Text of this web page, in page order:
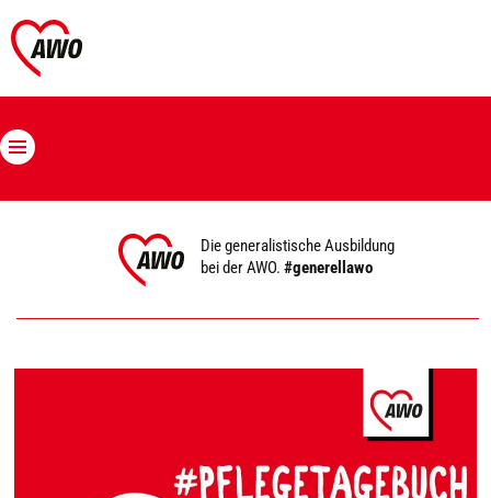
Die generalistische Ausbildung
bei der AWO.#generellawo